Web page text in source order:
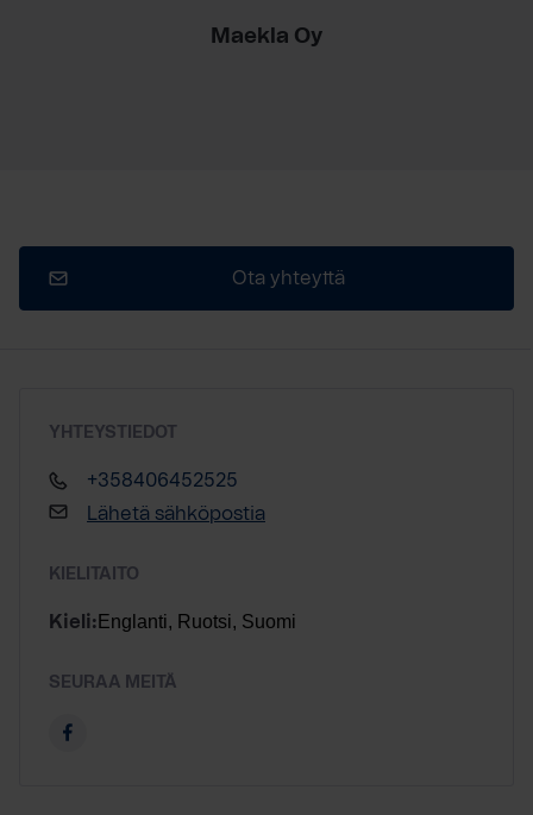
Maekla Oy
Ota yhteyttä
YHTEYSTIEDOT
+358406452525
Lähetä sähköpostia
KIELITAITO
Kieli: Englanti, Ruotsi, Suomi
SEURAA MEITÄ